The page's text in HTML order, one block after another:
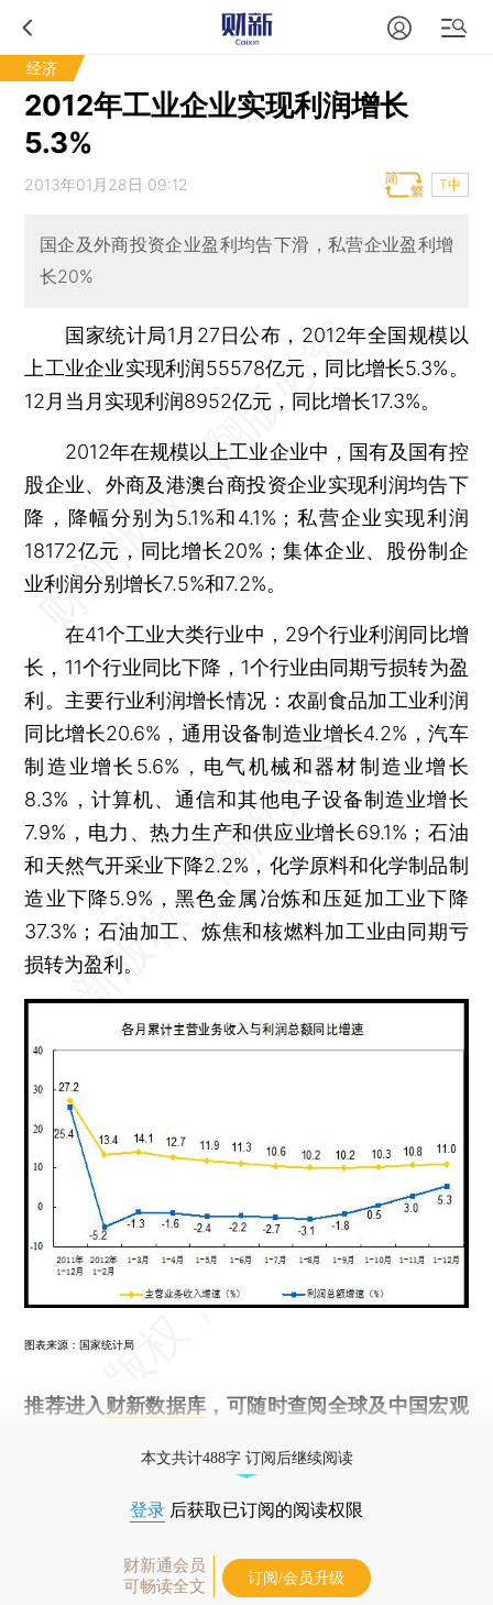
经济
2012年工业企业实现利润增长
5.3%
2013年01月28日 09:12 T中
国企及外商投资企业盈利均告下滑，私营企业盈利增
长20%
国家统计局1月27日公布，2012年全国规模以
上工业企业实现利润55578亿元，同比增长5.3%。
12月当月实现利润8952亿元，同比增长17.3%。
2012年在规模以上工业企业中，国有及国有控
股企业、外商及港澳台商投资企业实现利润均告下
降，降幅分别为5.1%和4.1%；私营企业实现利润
18172亿元，同比增长20%；集体企业、股份制企
业利润分别增长7.5%和7.2%。
在41个工业大类行业中，29个行业利润同比增
长，11个行业同比下降，1个行业由同期亏损转为盈
利。主要行业利润增长情况：农副食品加工业利润
同比增长20.6%，通用设备制造业增长4.2%，汽车
制造业增长5.6%，电气机械和器材制造业增长
8.3%，计算机、通信和其他电子设备制造业增长
7.9%，电力、热力生产和供应业增长69.1%；石油
和天然气开采业下降2.2%，化学原料和化学制品制
造业下降5.9%，黑色金属冶炼和压延加工业下降
37.3%；石油加工、炼焦和核燃料加工业由同期亏
损转为盈利。
图表来源：国家统计局
推荐进入 财新数据库 ，可随时查阅全球及中国宏观
本文共计488字 订阅后继续阅读
登录 后获取已订阅的阅读权限
财新通会员
可畅读全文
订阅/会员升级